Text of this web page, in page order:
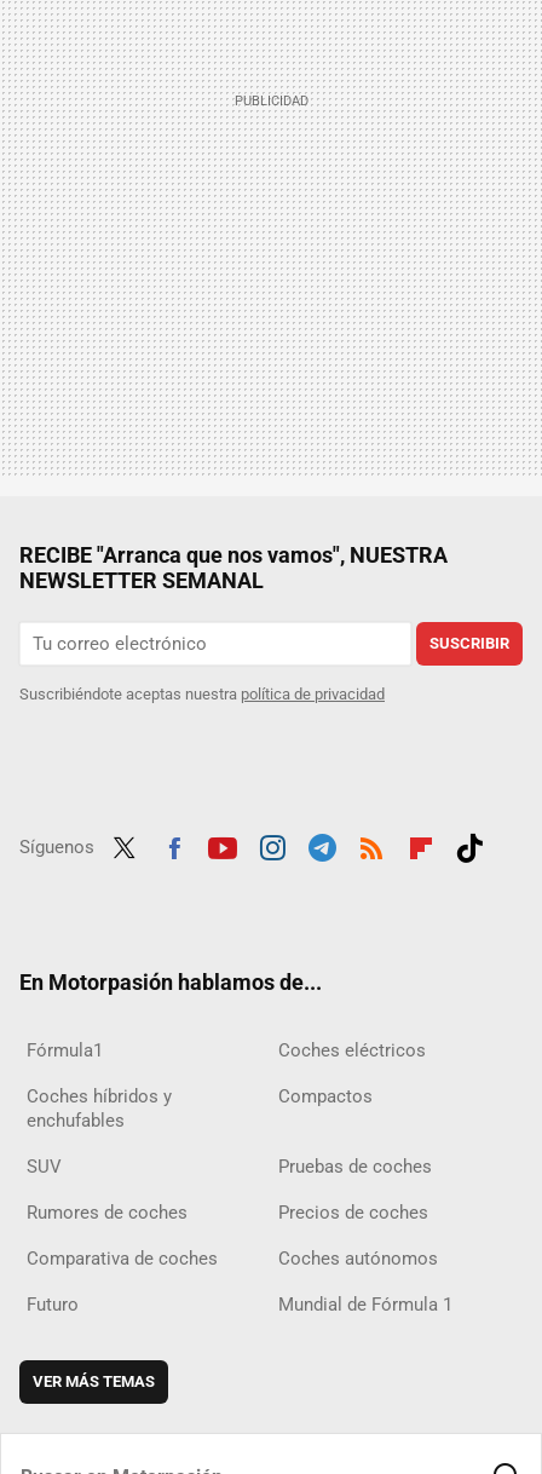
RECIBE "Arranca que nos vamos", NUESTRA
NEWSLETTER SEMANAL
SUSCRIBIR
Suscribiéndote aceptas nuestra política de privacidad
Síguenos
En Motorpasión hablamos de...
Fórmula1 Coches eléctricos
Coches híbridos y
enchufables
Compactos
SUV Pruebas de coches
Rumores de coches Precios de coches
Comparativa de coches Coches autónomos
Futuro Mundial de Fórmula 1
VER MÁS TEMAS